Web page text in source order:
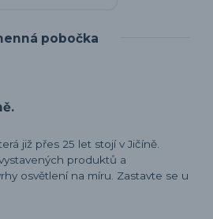
pobočka
již přes 25 let stojí v Jičíně.
produktů a
osvětlení na míru. Zastavte se u